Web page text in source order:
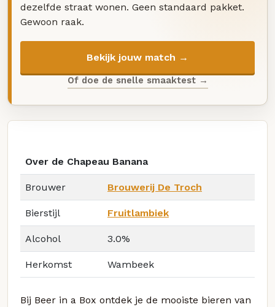
dezelfde straat wonen. Geen standaard pakket.
Gewoon raak.
Bekijk jouw match →
Of doe de snelle smaaktest →
Over de Chapeau Banana
Brouwer Brouwerij De Troch
Bierstijl Fruitlambiek
Alcohol 3.0%
Herkomst Wambeek
Bij Beer in a Box ontdek je de mooiste bieren van